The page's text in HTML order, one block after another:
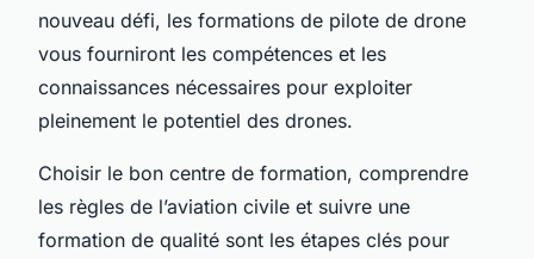
nouveau défi, les formations de pilote de drone
vous fourniront les compétences et les
connaissances nécessaires pour exploiter
pleinement le potentiel des drones.
Choisir le bon centre de formation, comprendre
les règles de l’aviation civile et suivre une
formation de qualité sont les étapes clés pour